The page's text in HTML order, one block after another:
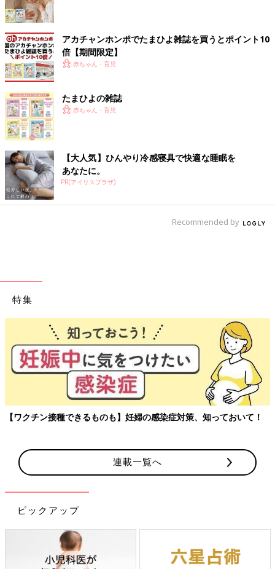
アカチャンホンポでたまひよ雑誌を買うとポイント10
倍【期間限定】
赤ちゃん・育児
たまひよの雑誌
赤ちゃん・育児
【大人気】ひんやり冷感寝具で快適な睡眠を
あなたに。
PR(アイリスプラザ)
Recommended by
特集
【ワクチン接種できるものも】妊婦の感染症対策、知っておいて！
連載一覧へ
ピックアップ